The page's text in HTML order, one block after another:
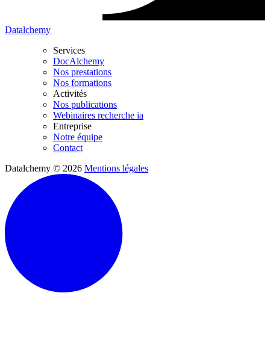
Datalchemy
Services
DocAlchemy
Nos prestations
Nos formations
Activités
Nos publications
Webinaires recherche ia
Entreprise
Notre équipe
Contact
Datalchemy © 2026 Mentions légales